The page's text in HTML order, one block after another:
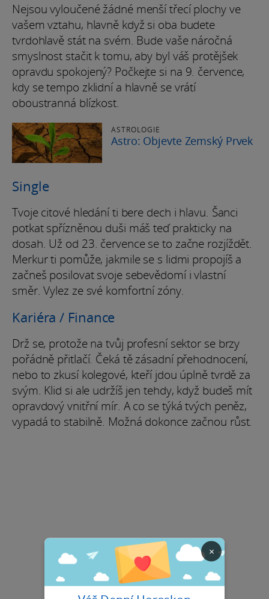
Nejsou vyloučené žádné menší třecí plochy ve
vašem vztahu, hlavně když si oba budete
tvrdohlavě stát na svém. Bude vaše náročná
smyslnost stačit k tomu, aby byl váš protějšek
opravdu spokojený? Počkejte si na 9. července,
kdy se tempo zklidní a hlavně se vrátí
oboustranná blízkost.
ASTROLOGIE
Astro: Objevte Zemský Prvek
Single
Tvoje citové hledání ti bere dech i hlavu. Šanci
potkat spřízněnou duši máš teď prakticky na
dosah. Už od 23. července se to začne rozjíždět.
Merkur ti pomůže, jakmile se s lidmi propojíš a
začneš posilovat svoje sebevědomí i vlastní
směr. Vylez ze své komfortní zóny.
Kariéra / Finance
Drž se, protože na tvůj profesní sektor se brzy
pořádně přitlačí. Čeká tě zásadní přehodnocení,
nebo to zkusí kolegové, kteří jdou úplně tvrdě za
svým. Klid si ale udržíš jen tehdy, když budeš mít
opravdový vnitřní mír. A co se týká tvých peněz,
vypadá to stabilně. Možná dokonce začnou růst.
×